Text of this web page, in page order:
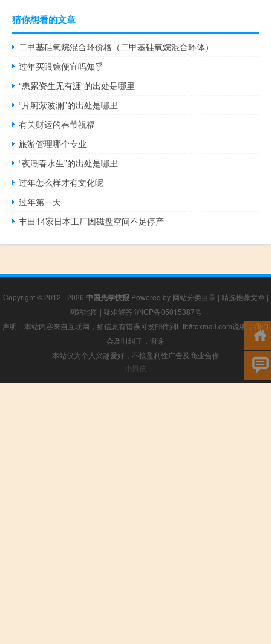
猜你想看的文章
二甲基硅氧烷混合环价格（二甲基硅氧烷混合环体）
过年买眼镜便宜吗知乎
“患累资生无有涯”的出处是哪里
“片舸萦波澜”的出处是哪里
有关财运的春节祝福
旅游管理哪个专业
“夜潮春水生”的出处是哪里
过年怎么样才有文化呢
过年第一天
丰田14家日本工厂因磁盘空间不足停产
Copyright © 2012 - 2026 中国光学快报 Powered by 网站分类目录 | 精选推荐文章 |
网站地图 | 疑难解答 沪ICP备05015387号
声明：本站内容来自互联网，如信息有错误可发邮件到f_fb#foxmail.com说明，我们
会及时纠正，谢谢
本站仅为个人兴趣爱好，不接盈利性广告及商业合作
小男孩